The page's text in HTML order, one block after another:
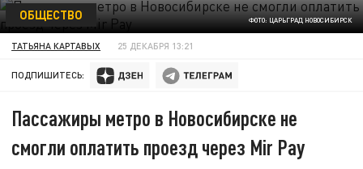
ФОТО: ЦАРЬГРАД НОВОСИБИРСК
ОБЩЕСТВО
ТАТЬЯНА КАРТАВЫХ 25 ДЕКАБРЯ 13:21
ПОДПИШИТЕСЬ:
Пассажиры метро в Новосибирске не
смогли оплатить проезд через Mir Pay